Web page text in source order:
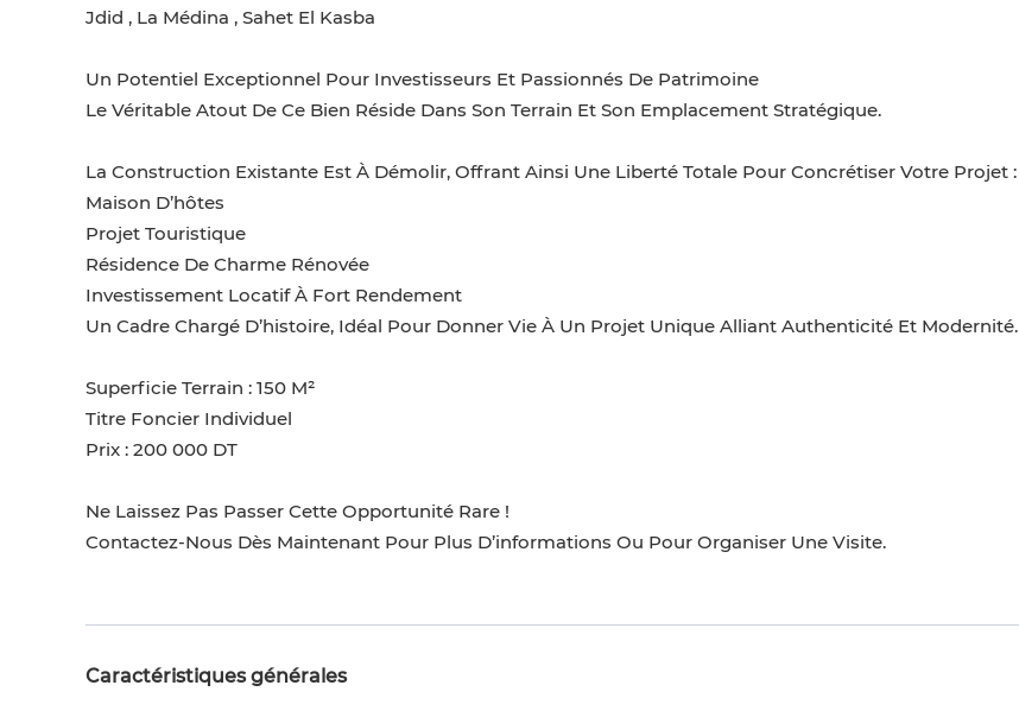
Jdid , La Médina , Sahet El Kasba
Un Potentiel Exceptionnel Pour Investisseurs Et Passionnés De Patrimoine
Le Véritable Atout De Ce Bien Réside Dans Son Terrain Et Son Emplacement Stratégique.
La Construction Existante Est À Démolir, Offrant Ainsi Une Liberté Totale Pour Concrétiser Votre Projet :
Maison D’hôtes
Projet Touristique
Résidence De Charme Rénovée
Investissement Locatif À Fort Rendement
Un Cadre Chargé D’histoire, Idéal Pour Donner Vie À Un Projet Unique Alliant Authenticité Et Modernité.
Superficie Terrain : 150 M²
Titre Foncier Individuel
Prix : 200 000 DT
Ne Laissez Pas Passer Cette Opportunité Rare !
Contactez-Nous Dès Maintenant Pour Plus D’informations Ou Pour Organiser Une Visite.
Caractéristiques générales